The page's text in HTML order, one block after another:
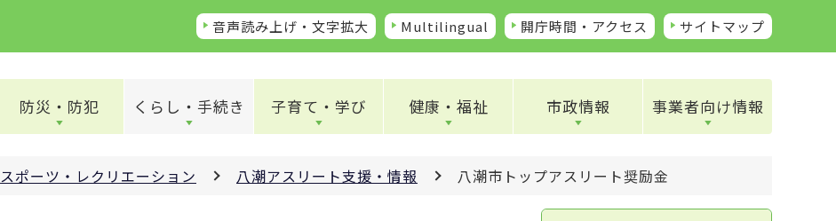
音声読み上げ・文字拡大 Multilingual 開庁時間・アクセス サイトマップ
防災・防犯 くらし・手続き 子育て・学び 健康・福祉 市政情報 事業者向け情報
スポーツ・レクリエーション 八潮アスリート支援・情報 八潮市トップアスリート奨励金